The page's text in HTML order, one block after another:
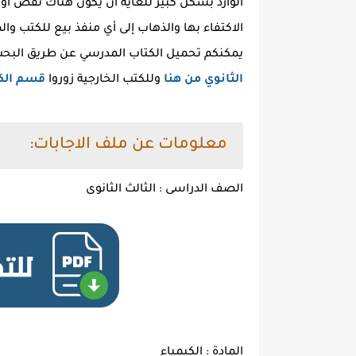
الاكتفاء بها والذهاب إلى أي منفذ بيع للكتب
يمكنكم تحميل الكتاب المدرسي عن طريق
الثانوي من هنا وللكتب الخارجية زوروا قسم
معلومات عن ملف الاجابات:
الصف الدراسى : الثالث الثانوى
المادة : الكيمياء